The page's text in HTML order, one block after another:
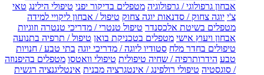
אבחון גרפולוגי / גרפולוגיה מטפלים בדיקור יפני טיפולי הילינג טאי
צ'י יוגה צחוק / סדנאות יוגה צחוק טיפול / אבחון ליקויי למידה
מטפלים בשיטת אלכסנדר טיפול טנטרי / מדריכי טנטרה וזוגיות
אבחון ויעוץ אישי מטפלים בטכניקת בואן טיפול / תרפיה בתנועה
טיפולים בחדר מלח סטודיו ליוגה / מדריכי יוגה בתי טבע / חנויות
טבע הידרותרפיה / שחיה טיפולית טיפולי וואטסו מטפלים בהיפנוזה
/ סוגסטיה טיפולי רולפינג / אינטגרציה מבנית אינטליגנציה רגשית